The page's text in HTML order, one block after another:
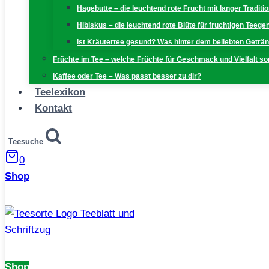
Hagebutte – die leuchtend rote Frucht mit langer
Hibiskus – die leuchtend rote Blüte für fruchtigen
Ist Kräutertee gesund? Was hinter dem beliebten
Früchte im Tee – welche Früchte für Geschmack und Vielfalt
Kaffee oder Tee – Was passt besser zu dir?
Teelexikon
Kontakt
Teesuche
0
Shop